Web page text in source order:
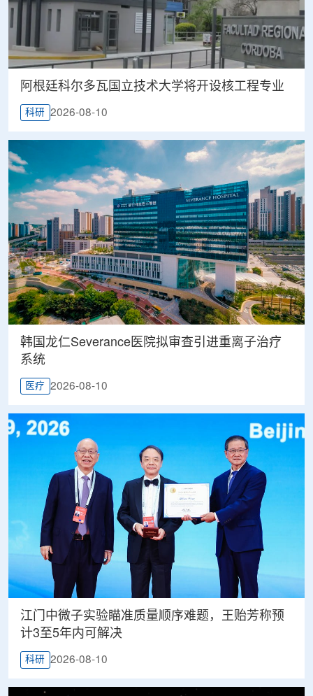
阿根廷科尔多瓦国立技术大学将开设核工程专业
科研 2026-08-10
韩国龙仁Severance医院拟审查引进重离子治疗
系统
医疗 2026-08-10
江门中微子实验瞄准质量顺序难题，王贻芳称预
计3至5年内可解决
科研 2026-08-10